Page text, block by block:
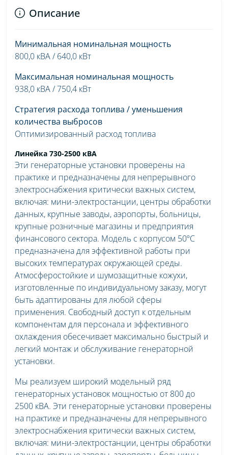
Описание
Минимальная номинальная мощность
800,0 кВА / 640,0 кВт
Максимальная номинальная мощность
938,0 кВА / 750,4 кВт
Стратегия расхода топлива / уменьшения
количества выбросов
Оптимизированный расход топлива
Линейка 730-2500 кВА
Эти генераторные установки проверены на
практике и предназначены для непрерывного
электроснабжения критически важных систем,
включая: мини-электростанции, центры обработки
данных, крупные заводы, аэропорты, больницы,
крупные розничные магазины и предприятия
финансового сектора. Модель с корпусом 50ºC
предназначена для эффективной работы при
высоких температурах окружающей среды.
Атмосферостойкие и шумозащитные кожухи,
изготовленные по индивидуальному заказу, могут
быть адаптированы для любой сферы
применения. Свободный доступ к отдельным
компонентам для персонала и эффективного
охлаждения обесечивает максимально быстрый и
легкий монтаж и обслуживание генераторной
установки.
Мы реализуем широкий модельный ряд
генераторных установок мощностью от 800 до
2500 кВА. Эти генераторные установки проверены
на практике и предназначены для непрерывного
электроснабжения критически важных систем,
включая: мини-электростанции, центры обработки